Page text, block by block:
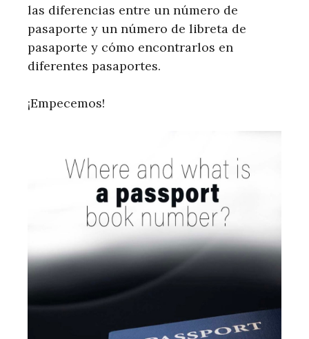
las diferencias entre un número de
pasaporte y un número de libreta de
pasaporte y cómo encontrarlos en
diferentes pasaportes.
¡Empecemos!